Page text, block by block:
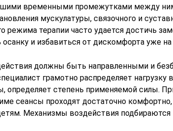
временными промежутками между
мускулатуры, связочного и
режима терапии часто удается достичь
осанку и избавиться от дискомфорта уже
должны быть направленными и
грамотно распределяет нагрузку
определяет степень применяемой силы.
сеансы проходят достаточно
Механизмы воздействия подбираются